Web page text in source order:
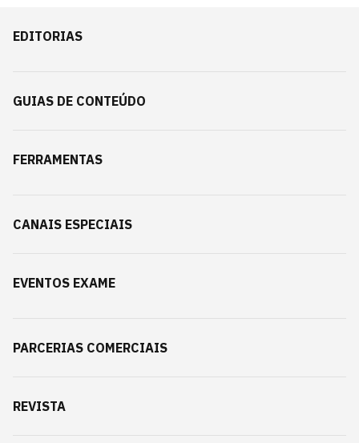
EDITORIAS
GUIAS DE CONTEÚDO
FERRAMENTAS
CANAIS ESPECIAIS
EVENTOS EXAME
PARCERIAS COMERCIAIS
REVISTA